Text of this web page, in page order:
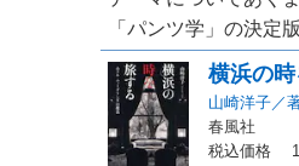
「パンツ学」の決定
横浜の
山崎洋子／
春風社
税込価格